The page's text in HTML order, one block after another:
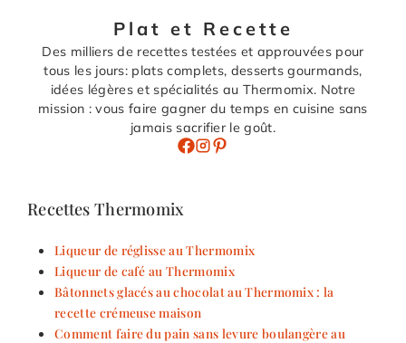
Plat et Recette
Des milliers de recettes testées et approuvées pour
tous les jours: plats complets, desserts gourmands,
idées légères et spécialités au Thermomix. Notre
mission : vous faire gagner du temps en cuisine sans
jamais sacrifier le goût.
Recettes Thermomix
Liqueur de réglisse au Thermomix
Liqueur de café au Thermomix
Bâtonnets glacés au chocolat au Thermomix : la
recette crémeuse maison
Comment faire du pain sans levure boulangère au